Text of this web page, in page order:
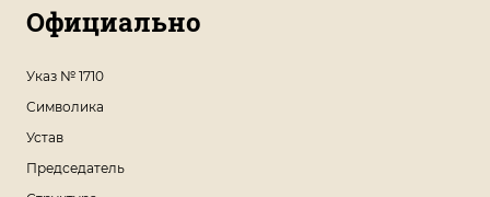
Официально
Указ № 1710
Символика
Устав
Председатель